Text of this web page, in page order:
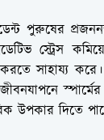
পুরুষের
স্ট্রেস
সাহায্য
উপকার দিতে